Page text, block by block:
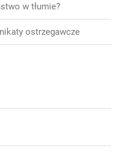
w tłumie?
ostrzegawcze